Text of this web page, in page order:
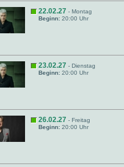
22.02.27 - Montag
Beginn: 20:00 Uhr
23.02.27 - Dienstag
Beginn: 20:00 Uhr
26.02.27 - Freitag
Beginn: 20:00 Uhr